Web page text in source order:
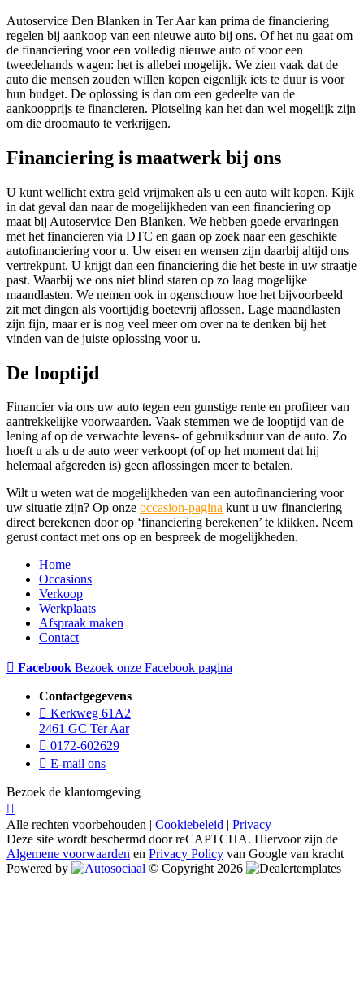
Autoservice Den Blanken in Ter Aar kan prima de financiering
regelen bij aankoop van een nieuwe auto bij ons. Of het nu gaat om
de financiering voor een volledig nieuwe auto of voor een
tweedehands wagen: het is allebei mogelijk. We zien vaak dat de
auto die mensen zouden willen kopen eigenlijk iets te duur is voor
hun budget. De oplossing is dan om een gedeelte van de
aankoopprijs te financieren. Plotseling kan het dan wel mogelijk zijn
om die droomauto te verkrijgen.
Financiering is maatwerk bij ons
U kunt wellicht extra geld vrijmaken als u een auto wilt kopen. Kijk
in dat geval dan naar de mogelijkheden van een financiering op
maat bij Autoservice Den Blanken. We hebben goede ervaringen
met het financieren via DTC en gaan op zoek naar een geschikte
autofinanciering voor u. Uw eisen en wensen zijn daarbij altijd ons
vertrekpunt. U krijgt dan een financiering die het beste in uw straatje
past. Waarbij we ons niet blind staren op zo laag mogelijke
maandlasten. We nemen ook in ogenschouw hoe het bijvoorbeeld
zit met dingen als voortijdig boetevrij aflossen. Lage maandlasten
zijn fijn, maar er is nog veel meer om over na te denken bij het
vinden van de juiste oplossing voor u.
De looptijd
Financier via ons uw auto tegen een gunstige rente en profiteer van
aantrekkelijke voorwaarden. Vaak stemmen we de looptijd van de
lening af op de verwachte levens- of gebruiksduur van de auto. Zo
hoeft u als u de auto weer verkoopt (of op het moment dat hij
helemaal afgereden is) geen aflossingen meer te betalen.
Wilt u weten wat de mogelijkheden van een autofinanciering voor
uw situatie zijn? Op onze occasion-pagina kunt u uw financiering
direct berekenen door op ‘financiering berekenen’ te klikken. Neem
gerust contact met ons op en bespreek de mogelijkheden.
Home
Occasions
Verkoop
Werkplaats
Afspraak maken
Contact
Facebook Bezoek onze Facebook pagina
Contactgegevens
Kerkweg 61A2
2461 GC Ter Aar
0172-602629
E-mail ons
Bezoek de klantomgeving
Alle rechten voorbehouden | Cookiebeleid | Privacy
Deze site wordt beschermd door reCAPTCHA. Hiervoor zijn de
Algemene voorwaarden en Privacy Policy van Google van kracht
Powered by
© Copyright 2026